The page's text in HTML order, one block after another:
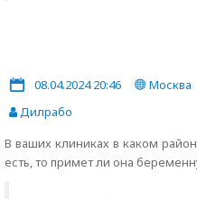
08.04.2024 20:46
Москва
Дилрабо
В ваших клиниках в каком
есть, то примет ли она